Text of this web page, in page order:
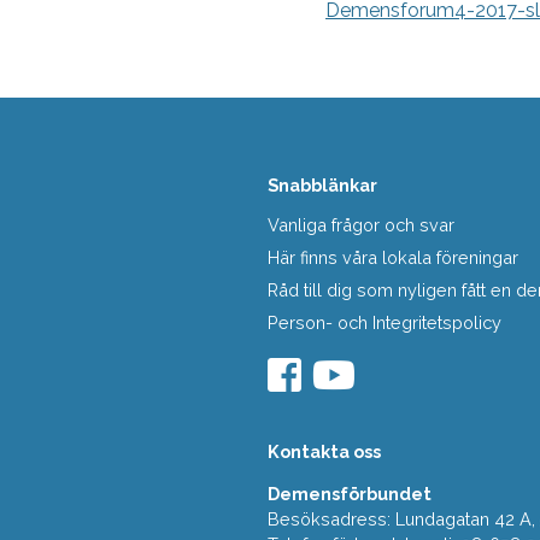
Demensforum4-2017-
Snabblänkar
Vanliga frågor och svar
Här finns våra lokala föreningar
Råd till dig som nyligen fått en
Person- och Integritetspolicy
Kontakta oss
Demensförbundet
Besöksadress: Lundagatan 42 A,